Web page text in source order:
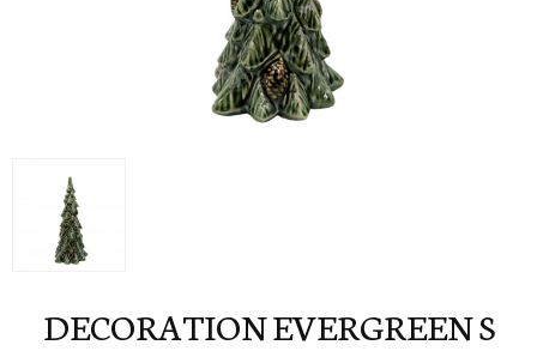
DECORATION EVERGREEN S